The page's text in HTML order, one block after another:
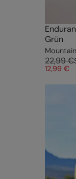
Grün
22,99 €
12,99 €